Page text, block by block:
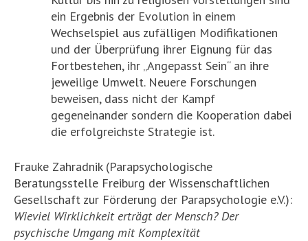
ein Ergebnis der Evolution in einem
Wechselspiel aus zufälligen Modifikationen
und der Überprüfung ihrer Eignung für das
Fortbestehen, ihr „Angepasst Sein“ an ihre
jeweilige Umwelt. Neuere Forschungen
beweisen, dass nicht der Kampf
gegeneinander sondern die Kooperation dabei
die erfolgreichste Strategie ist.
Frauke Zahradnik (Parapsychologische
Beratungsstelle Freiburg der Wissenschaftlichen
Gesellschaft zur Förderung der Parapsychologie e.V.):
Wieviel Wirklichkeit erträgt der Mensch? Der
psychische Umgang mit Komplexität